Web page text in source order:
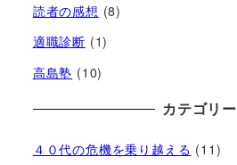
読者の感想 (8)
適職診断 (1)
高島塾 (10)
カテゴリー
４０代の危機を乗り越える (11)